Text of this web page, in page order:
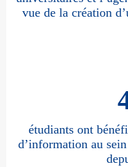
vue de la création
étudiants ont
d’information au